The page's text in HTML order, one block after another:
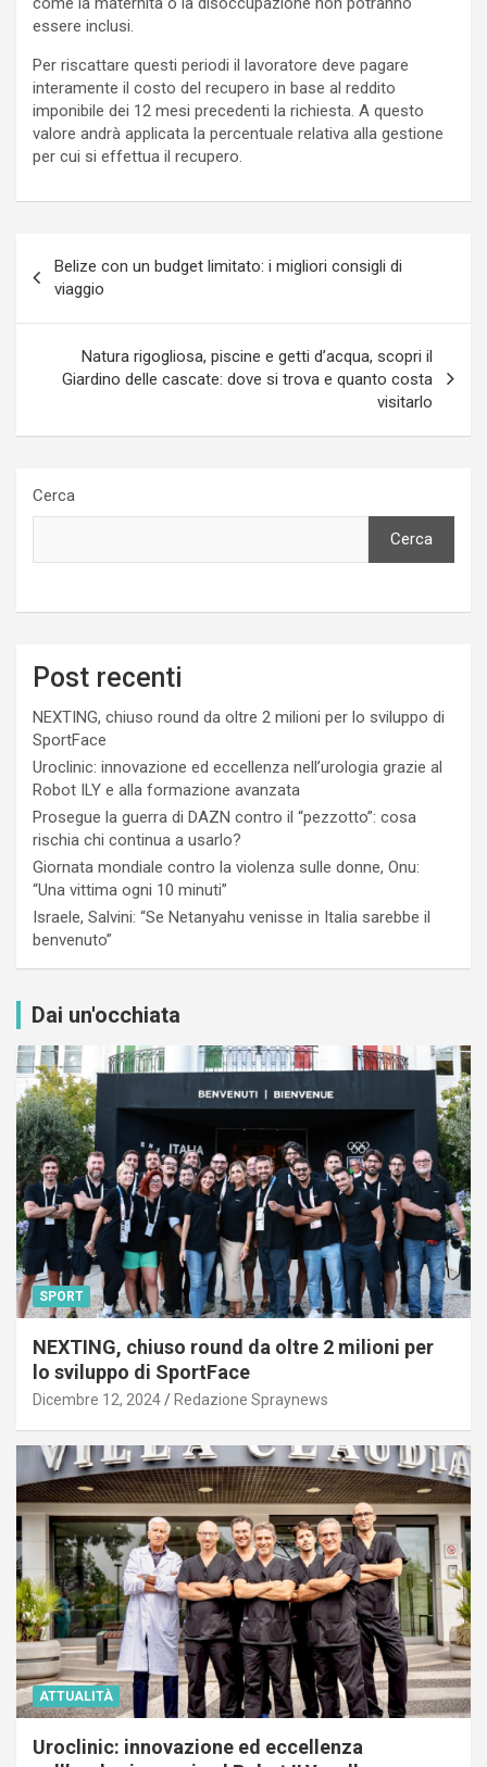
essere inclusi.
Per riscattare questi periodi il lavoratore deve pagare
interamente il costo del recupero in base al reddito
imponibile dei 12 mesi precedenti la richiesta. A questo
valore andrà applicata la percentuale relativa alla gestione
per cui si effettua il recupero.
articoli
Belize con un budget limitato: i migliori consigli di
viaggio
Natura rigogliosa, piscine e getti d’acqua, scopri il
Giardino delle cascate: dove si trova e quanto costa
visitarlo
Cerca
Cerca
Post recenti
NEXTING, chiuso round da oltre 2 milioni per lo sviluppo di
SportFace
Uroclinic: innovazione ed eccellenza nell’urologia grazie al
Robot ILY e alla formazione avanzata
Prosegue la guerra di DAZN contro il “pezzotto”: cosa
rischia chi continua a usarlo?
Giornata mondiale contro la violenza sulle donne, Onu:
“Una vittima ogni 10 minuti”
Israele, Salvini: “Se Netanyahu venisse in Italia sarebbe il
benvenuto”
Dai un'occhiata
SPORT
NEXTING, chiuso round da oltre 2 milioni per
lo sviluppo di SportFace
Dicembre 12, 2024 Redazione Spraynews
ATTUALITÀ
Uroclinic: innovazione ed eccellenza